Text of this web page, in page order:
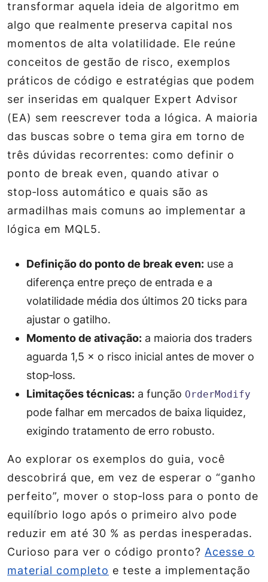
transformar aquela ideia de algoritmo em
algo que realmente preserva capital nos
momentos de alta volatilidade. Ele reúne
conceitos de gestão de risco, exemplos
práticos de código e estratégias que podem
ser inseridas em qualquer Expert Advisor
(EA) sem reescrever toda a lógica. A maioria
das buscas sobre o tema gira em torno de
três dúvidas recorrentes: como definir o
ponto de break even, quando ativar o
stop‑loss automático e quais são as
armadilhas mais comuns ao implementar a
lógica em MQL5.
Definição do ponto de break even: use a
diferença entre preço de entrada e a
volatilidade média dos últimos 20 ticks para
ajustar o gatilho.
Momento de ativação: a maioria dos traders
aguarda 1,5 × o risco inicial antes de mover o
stop‑loss.
Limitações técnicas: a função OrderModify
pode falhar em mercados de baixa liquidez,
exigindo tratamento de erro robusto.
Ao explorar os exemplos do guia, você
descobrirá que, em vez de esperar o “ganho
perfeito”, mover o stop‑loss para o ponto de
equilíbrio logo após o primeiro alvo pode
reduzir em até 30 % as perdas inesperadas.
Curioso para ver o código pronto? Acesse o
material completo e teste a implementação